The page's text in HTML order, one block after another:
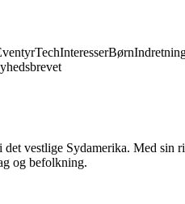
TechInteresserBørn
det vestlige Sydamerika. Med
og befolkning.